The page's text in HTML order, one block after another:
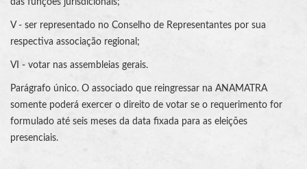
V - ser representado no Conselho de Representantes por sua
respectiva associação regional;
VI - votar nas assembleias gerais.
Parágrafo único. O associado que reingressar na ANAMATRA
somente poderá exercer o direito de votar se o requerimento for
formulado até seis meses da data fixada para as eleições
presenciais.